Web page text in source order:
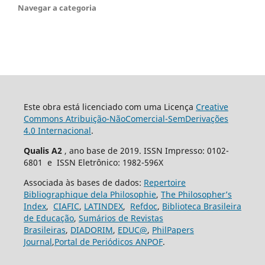
Navegar a categoria
Este obra está licenciado com uma Licença Creative
Commons Atribuição-NãoComercial-SemDerivações
4.0 Internacional.
Qualis A2 , ano base de 2019. ISSN Impresso: 0102-
6801 e ISSN Eletrônico: 1982-596X
Associada às bases de dados: Repertoire
Bibliographique dela Philosophie, The Philosopher’s
Index, CIAFIC, LATINDEX, Refdoc, Biblioteca Brasileira
de Educação, Sumários de Revistas
Brasileiras, DIADORIM, EDUC@, PhilPapers
Journal,Portal de Periódicos ANPOF.